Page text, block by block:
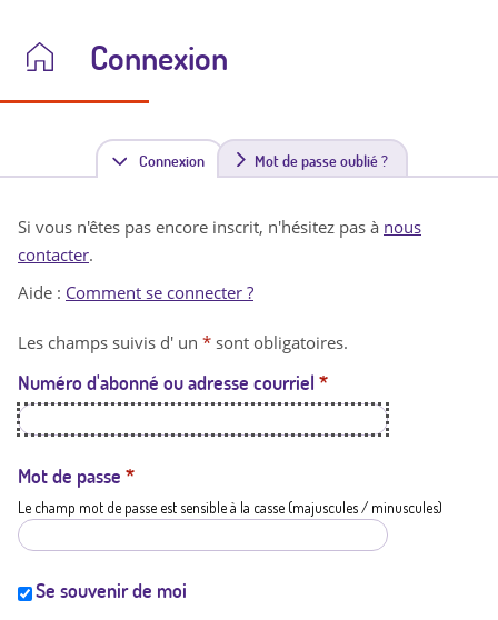
Connexion
Connexion(
n
t
a
t
i
Mot de passe oublié ?
Si vous n'êtes pas encore inscrit, n'hésitez pas à nous
contacter.
Aide : Comment se connecter ?
Les champs suivis d' un * sont obligatoires.
Numéro d'abonné ou adresse courriel *
Mot de passe *
Le champ mot de passe est sensible à la casse (majuscules / minuscules)
Se souvenir de moi